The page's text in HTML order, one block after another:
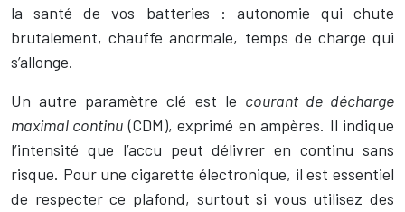
la santé de vos batteries : autonomie qui chute
brutalement, chauffe anormale, temps de charge qui
s’allonge.
Un autre paramètre clé est le courant de décharge
maximal continu (CDM), exprimé en ampères. Il indique
l’intensité que l’accu peut délivrer en continu sans
risque. Pour une cigarette électronique, il est essentiel
de respecter ce plafond, surtout si vous utilisez des